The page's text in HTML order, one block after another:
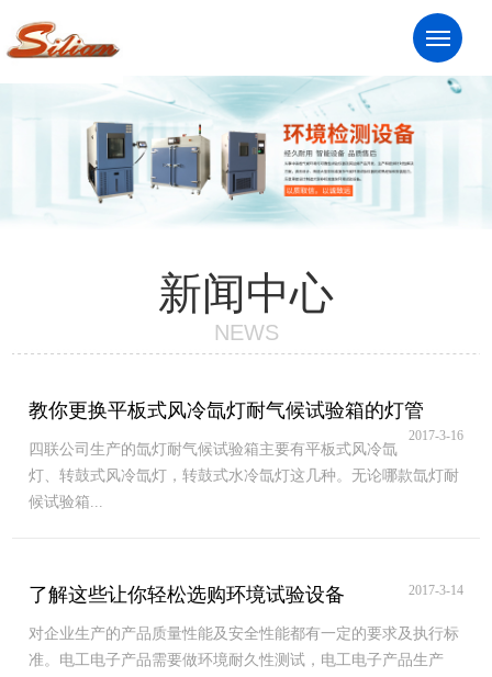
服务热线：13961824281
新闻中心
NEWS
教你更换平板式风冷氙灯耐气候试验箱的灯管
2017-3-16
四联公司生产的氙灯耐气候试验箱主要有平板式风冷氙
灯、转鼓式风冷氙灯，转鼓式水冷氙灯这几种。无论哪款氙灯耐
候试验箱...
了解这些让你轻松选购环境试验设备 2017-3-14
对企业生产的产品质量性能及安全性能都有一定的要求及执行标
准。电工电子产品需要做环境耐久性测试，电工电子产品生产